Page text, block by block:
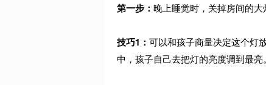
第一步： 晚上睡觉时，关掉房间的大
技巧1： 可以和孩子商量决定这个灯
中，孩子自己去把灯的亮度调到最亮。